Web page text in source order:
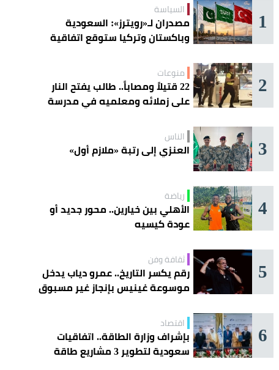
1 السياسة
مصدران لـ«رويترز»: السعودية
وباكستان وتركيا ستوقع اتفاقية
2 منوعات
22 قتيلاً ومصاباً.. طالب يفتح النار
على زملائه ومعلميه في مدرسة
3 الناس
العنزي إلى رتبة «ملازم أول»
4 رياضة
الأهلي بين خيارين.. محور جديد أو
عودة كيسيه
5 ثقافة وفن
رقم يكسر التاريخ.. عمرو دياب يدخل
موسوعة غينيس بإنجاز غير مسبوق
6 اقتصاد
بإشراف وزارة الطاقة.. اتفاقيات
سعودية لتطوير 3 مشاريع طاقة